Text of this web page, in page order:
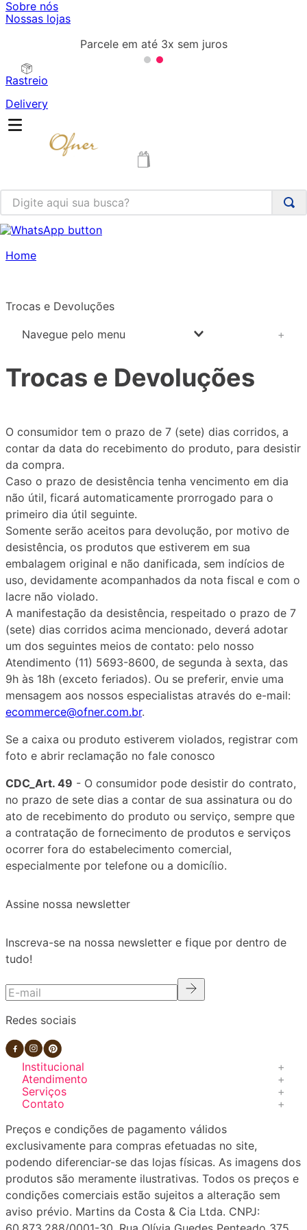
Sobre nós
Nossas lojas
Parcele em até 3x sem juros
Rastreio
Delivery
Digite aqui sua busca?
Home
Trocas e Devoluções
Navegue pelo menu +
Trocas e Devoluções
O consumidor tem o prazo de 7 (sete) dias corridos, a
contar da data do recebimento do produto, para desistir
da compra.
Caso o prazo de desistência tenha vencimento em dia
não útil, ficará automaticamente prorrogado para o
primeiro dia útil seguinte.
Somente serão aceitos para devolução, por motivo de
desistência, os produtos que estiverem em sua
embalagem original e não danificada, sem indícios de
uso, devidamente acompanhados da nota fiscal e com o
lacre não violado.
A manifestação da desistência, respeitado o prazo de 7
(sete) dias corridos acima mencionado, deverá adotar
um dos seguintes meios de contato: pelo nosso
Atendimento (11) 5693-8600, de segunda à sexta, das
9h às 18h (exceto feriados). Ou se preferir, envie uma
mensagem aos nossos especialistas através do e-mail:
ecommerce@ofner.com.br.
Se a caixa ou produto estiverem violados, registrar com
foto e abrir reclamação no fale conosco
CDC_Art. 49 - O consumidor pode desistir do contrato,
no prazo de sete dias a contar de sua assinatura ou do
ato de recebimento do produto ou serviço, sempre que
a contratação de fornecimento de produtos e serviços
ocorrer fora do estabelecimento comercial,
especialmente por telefone ou a domicílio.
Assine nossa newsletter
Inscreva-se na nossa newsletter e fique por dentro de
tudo!
Redes sociais
Institucional
+
Institucional
Quem somos
Politica de Cookies
Nossas Lojas
Trabalhe Conosco
Regulamento
Atendimento
+
Atendimento
Fale Conosco
Formas e Prazos de Envio
Formas de Pagamento
Trocas e Devoluções
Serviços
+
Serviços
Delivery
L'Atelier
Ofner Ön
Ofner Corporativo
Gift Card
Contato
+
Contato
(11) 94479-5383
(11) 5693-8600
ecommerce@ofner.com.br
Preços e condições de pagamento válidos
exclusivamente para compras efetuadas no site,
podendo diferenciar-se das lojas físicas. As imagens dos
produtos são meramente ilustrativas. Todos os preços e
condições comerciais estão sujeitos a alteração sem
aviso prévio. Martins da Costa & Cia Ltda. CNPJ:
6
ofner
bolo sorvete